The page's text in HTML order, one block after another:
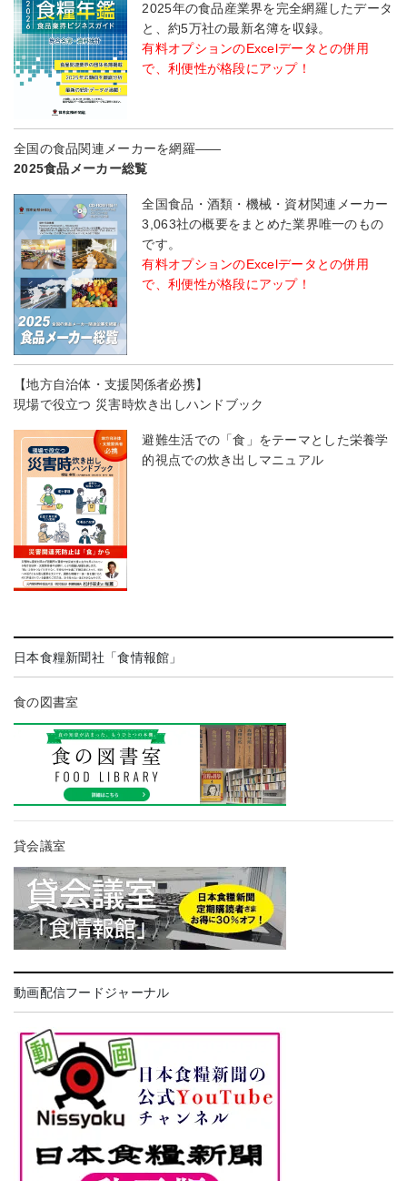
2025年の食品産業界を完全網羅したデータ
と、約5万社の最新名簿を収録。
有料オプションのExcelデータとの併用
で、利便性が格段にアップ！
全国の食品関連メーカーを網羅――
2025食品メーカー総覧
全国食品・酒類・機械・資材関連メーカー
3,063社の概要をまとめた業界唯一のもの
です。
有料オプションのExcelデータとの併用
で、利便性が格段にアップ！
【地方自治体・支援関係者必携】
現場で役立つ 災害時炊き出しハンドブック
避難生活での「食」をテーマとした栄養学
的視点での炊き出しマニュアル
日本食糧新聞社「食情報館」
食の図書室
貸会議室
動画配信フードジャーナル